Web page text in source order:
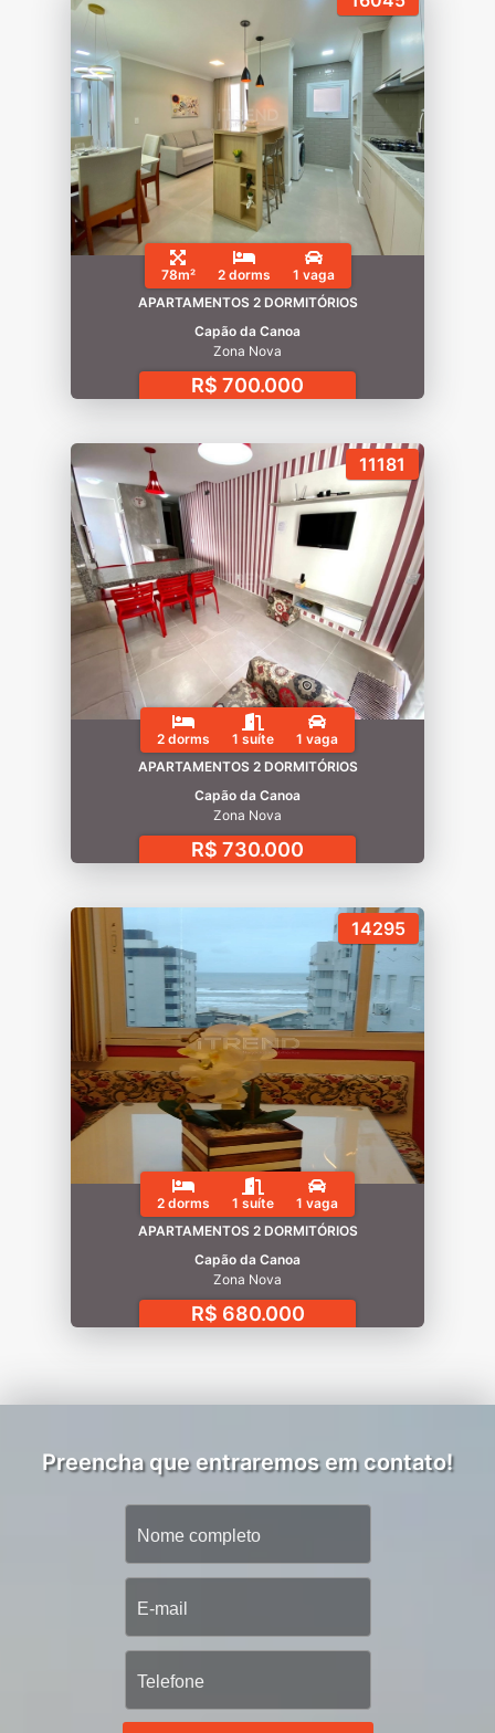
78m² 2 dorms
1 vaga
APARTAMENTOS 2 DORMITÓRIOS
Capão da Canoa
Zona Nova
R$ 700.000
11181
2 dorms 1 suíte
1 vaga
APARTAMENTOS 2 DORMITÓRIOS
Capão da Canoa
Zona Nova
R$ 730.000
14295
2 dorms 1 suíte
1 vaga
APARTAMENTOS 2 DORMITÓRIOS
Capão da Canoa
Zona Nova
R$ 680.000
Preencha que entraremos em contato!